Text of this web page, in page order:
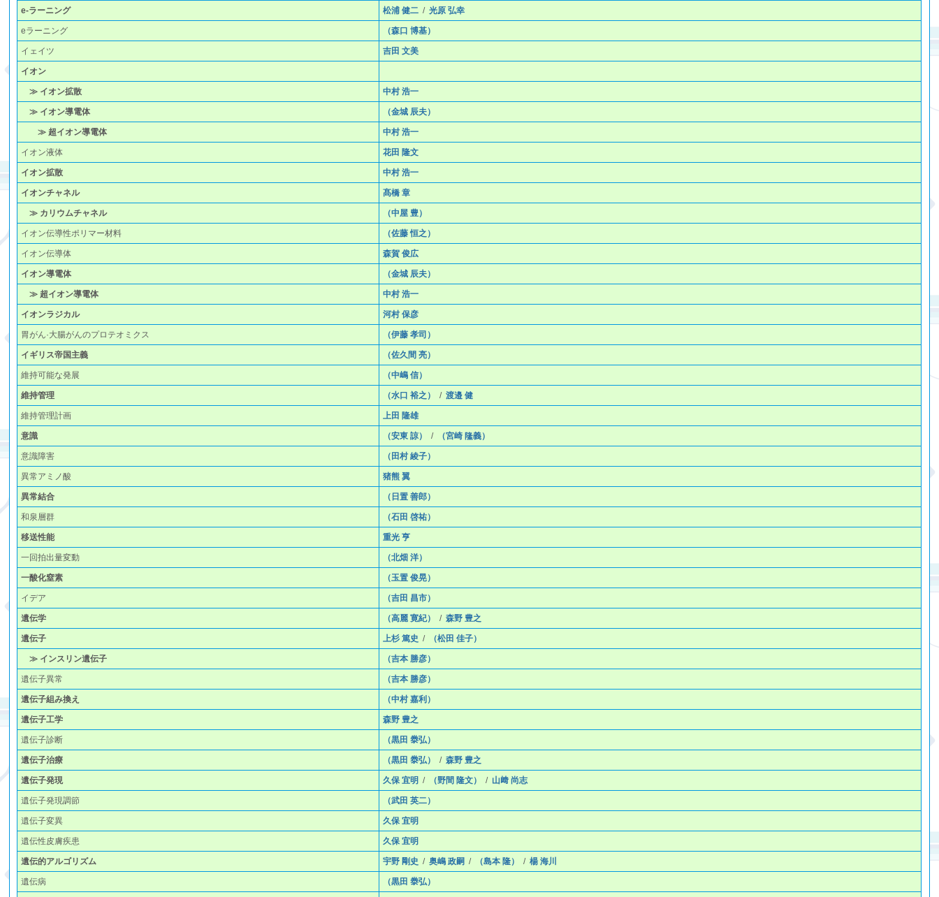
e-ラーニング 松浦 健二 /光原 弘幸
eラーニング （森口 博基）
イェイツ 吉田 文美
イオン
≫ イオン拡散 中村 浩一
≫ イオン導電体 （金城 辰夫）
≫ 超イオン導電体 中村 浩一
イオン液体 花田 隆文
イオン拡散 中村 浩一
イオンチャネル 髙橋 章
≫ カリウムチャネル （中屋 豊）
イオン伝導性ポリマー材料 （佐藤 恒之）
イオン伝導体 森賀 俊広
イオン導電体 （金城 辰夫）
≫ 超イオン導電体 中村 浩一
イオンラジカル 河村 保彦
胃がん·大腸がんのプロテオミクス （伊藤 孝司）
イギリス帝国主義 （佐久間 亮）
維持可能な発展 （中嶋 信）
維持管理 （水口 裕之） /渡邉 健
維持管理計画 上田 隆雄
意識 （安東 諒） / （宮崎 隆義）
意識障害 （田村 綾子）
異常アミノ酸 猪熊 翼
異常結合 （日置 善郎）
和泉層群 （石田 啓祐）
移送性能 重光 亨
一回拍出量変動 （北畑 洋）
一酸化窒素 （玉置 俊晃）
イデア （吉田 昌市）
遺伝学 （高麗 寛紀） /森野 豊之
遺伝子 上杉 篤史 / （松田 佳子）
≫ インスリン遺伝子 （吉本 勝彦）
遺伝子異常 （吉本 勝彦）
遺伝子組み換え （中村 嘉利）
遺伝子工学 森野 豊之
遺伝子診断 （黒田 𣳾弘）
遺伝子治療 （黒田 𣳾弘） /森野 豊之
遺伝子発現 久保 宜明 / （野間 隆文） / 山﨑 尚志
遺伝子発現調節 （武田 英二）
遺伝子変異 久保 宜明
遺伝性皮膚疾患 久保 宜明
遺伝的アルゴリズム 宇野 剛史 /奥嶋 政嗣 / （島本 隆） /楊 海川
遺伝病 （黒田 𣳾弘）